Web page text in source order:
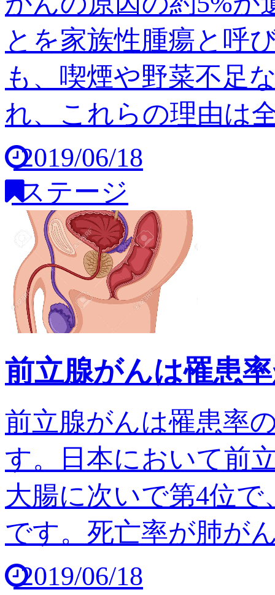
とを家族性腫瘍と呼
も、喫煙や野菜不足
れ、これらの理由は
2019/06/18
ステージ
前立腺がんは罹患
前立腺がんは罹患率
す。日本において前
大腸に次いで第4位で
です。死亡率が肺が
2019/06/18